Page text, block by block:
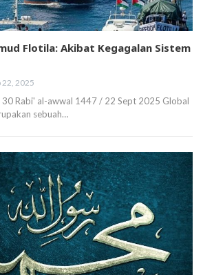
Flotila: Akibat Kegagalan Sistem
22, 2025
30 Rabi' al-awwal 1447 / 22 Sept 2025 Global
sebuah…